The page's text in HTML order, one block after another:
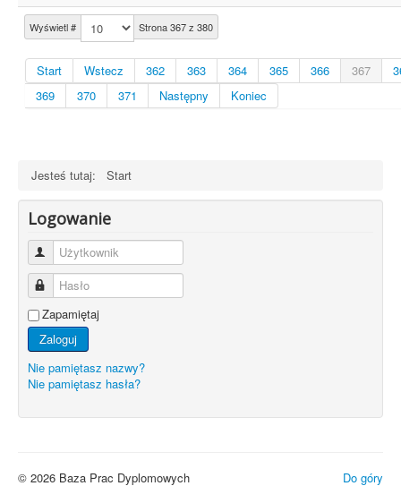
Wyświetl # Strona 367 z 380
Start Wstecz 362 363 364 365 366 367
369
370 371 Następny Koniec
Jesteś tutaj: Start
Logowanie
Użytkownik
Hasło
Zapamiętaj
Zaloguj
Nie pamiętasz nazwy?
Nie pamiętasz hasła?
Do góry
© 2026 Baza Prac Dyplomowych